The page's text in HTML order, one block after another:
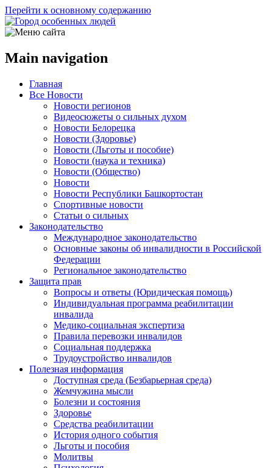
Перейти к основному содержанию
Main navigation
Главная
Все Новости
Новости регионов
Видеосюжеты о сильных духом
Новости Белорецка
Новости (Здоровье)
Новости (Льготы и пособие)
Новости (наука и техника)
Новости (Общество)
Новости
Новости Республики Башкортостан
Спортивные новости
Статьи о сильных
Законодательство
Международное законодательство
Основные законы об инвалидности в Российской
Федерации
Региональное законодательство
Защита прав
Вопросы и ответы (Юридическая помощь)
Индивидуальная программа реабилитации
инвалида
Медико-социальная экспертиза
Правила перевозки инвалидов
Социальная поддержка
Трудоустройство инвалидов
Полезная информация
Доступная среда (Безбарьерная среда)
Жемчужина мысли
Болезни и состояния
Здоровье
Средства реабилитации
История одного события
Льготы и пособия
Молитвы